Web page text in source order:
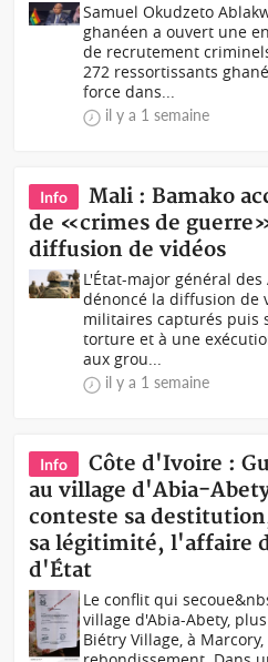
Samuel Okudzeto
ghanéen a ouvert une
de recrutement
272 ressortissants
force dans...
il y a 1 semaine
Info
Mali : Bamako
de «crimes de
diffusion de vidéos
L'État-major général
dénoncé la diffusion de
militaires capturés puis
torture et à une
aux grou...
il y a 1 semaine
Info
Côte d'Ivoire :
au village d'Abia-
conteste sa
sa légitimité, l'affaire
d'État
Le conflit qui
village d'Abia-Abety,
Biétry Village, à